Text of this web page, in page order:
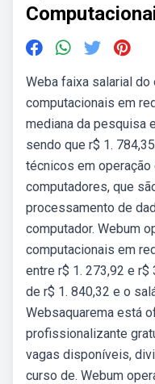
Weba faixa salarial
computacionais em
mediana da pesquisa
sendo que r$ 1.
técnicos em operação
computadores, que
processamento de
computador. Webum
computacionais em
entre r$ 1. 273,92 e r$
de r$ 1. 840,32 e o
Websaquarema está
profissionalizante
vagas disponíveis,
curso de. Webum